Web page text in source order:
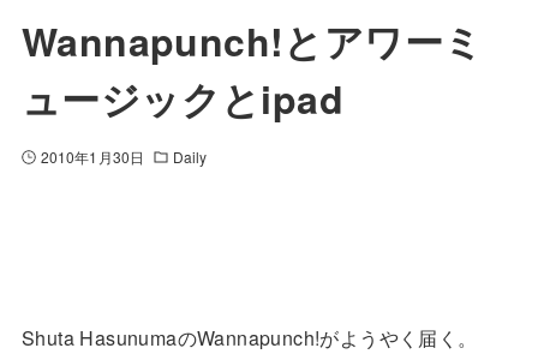
Wannapunch!とアワーミ
ュージックとipad
2010年1月30日 Daily
Shuta HasunumaのWannapunch!がようやく届く。